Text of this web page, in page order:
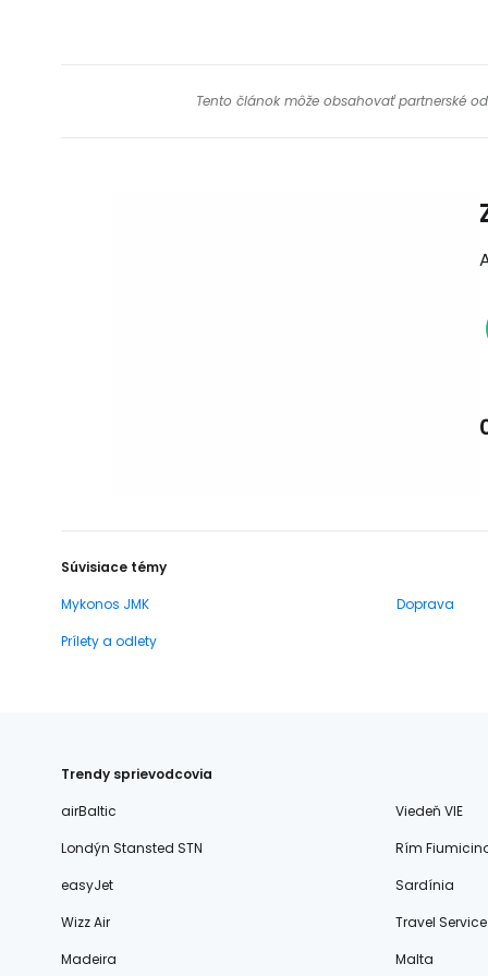
Tento článok môže obsahovať partnerské
Súvisiace témy
Mykonos JMK
Doprava
Prílety a odlety
Trendy sprievodcovia
airBaltic
Viedeň VIE
Londýn Stansted STN
Rím
easyJet
Sardínia
Wizz Air
Travel Service
Madeira
Malta